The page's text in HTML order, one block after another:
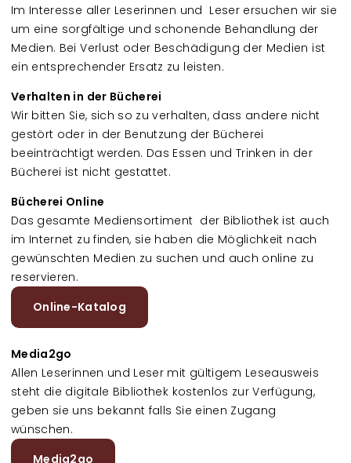
Im Interesse aller Leserinnen und Leser ersuchen wir sie
um eine sorgfältige und schonende Behandlung der
Medien. Bei Verlust oder Beschädigung der Medien ist
ein entsprechender Ersatz zu leisten.
Verhalten in der Bücherei
Wir bitten Sie, sich so zu verhalten, dass andere nicht
gestört oder in der Benutzung der Bücherei
beeinträchtigt werden. Das Essen und Trinken in der
Bücherei ist nicht gestattet.
Bücherei Online
Das gesamte Mediensortiment der Bibliothek ist auch
im Internet zu finden, sie haben die Möglichkeit nach
gewünschten Medien zu suchen und auch online zu
reservieren.
Online-Katalog
Media2go
Allen Leserinnen und Leser mit gültigem Leseausweis
steht die digitale Bibliothek kostenlos zur Verfügung,
geben sie uns bekannt falls Sie einen Zugang
wünschen.
Media2go